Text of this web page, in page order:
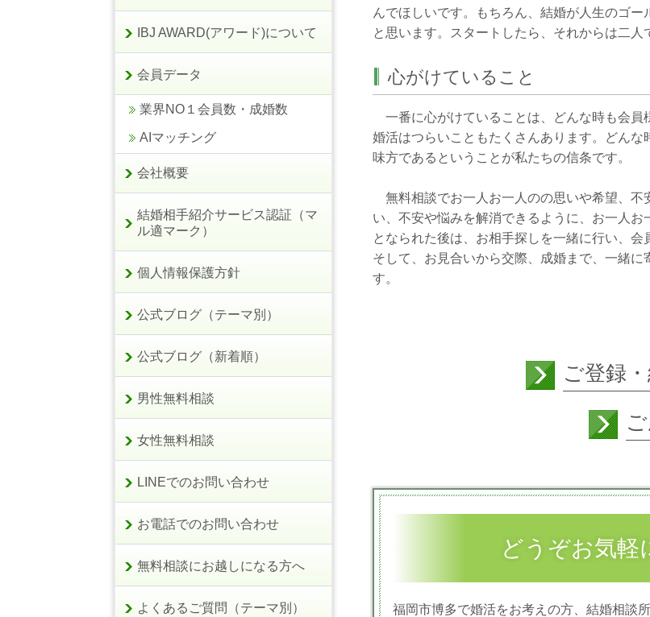
んでほしいです。もちろん、結婚が人生のゴ
と思います。スタートしたら、それからは二人
心がけていること
一番に心がけていることは、どんな時も会員
婚活はつらいこともたくさんあります。どん
味方であるということが私たちの信条です。
無料相談でお一人お一人のの思いや希望、不
い、不安や悩みを解消できるように、お一人
となられた後は、お相手探しを一緒に行い、会
そして、お見合いから交際、成婚まで、一緒
す。
ご登録
どうぞお気軽
福岡市博多で婚活をお考えの方、結婚相談
IBJ AWARD(アワード)について
会員データ
業界NO１会員数・成婚数
AIマッチング
会社概要
結婚相手紹介サービス認証（マ
ル適マーク）
個人情報保護方針
公式ブログ（テーマ別）
公式ブログ（新着順）
男性無料相談
女性無料相談
LINEでのお問い合わせ
お電話でのお問い合わせ
無料相談にお越しになる方へ
よくあるご質問（テーマ別）